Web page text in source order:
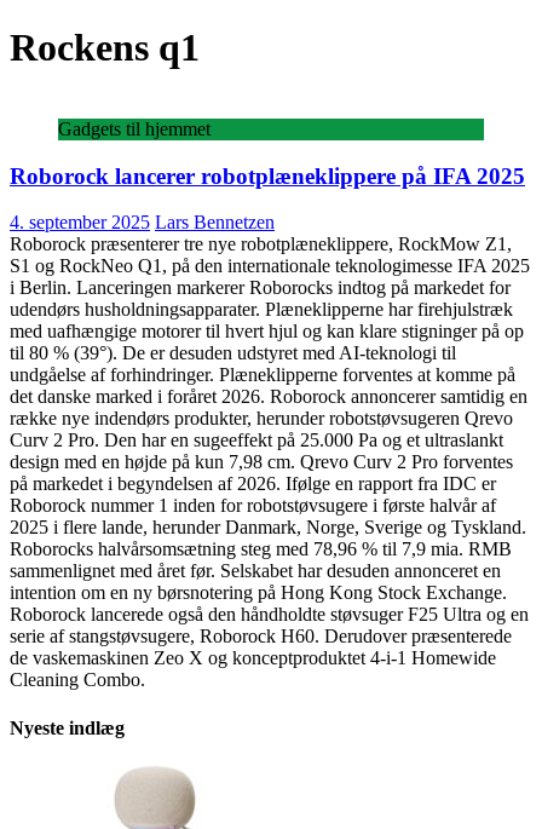
Rockens q1
Gadgets til hjemmet
Roborock lancerer robotplæneklippere på IFA 2025
4. september 2025 Lars Bennetzen
Roborock præsenterer tre nye robotplæneklippere, RockMow Z1,
S1 og RockNeo Q1, på den internationale teknologimesse IFA 2025
i Berlin. Lanceringen markerer Roborocks indtog på markedet for
udendørs husholdningsapparater. Plæneklipperne har firehjulstræk
med uafhængige motorer til hvert hjul og kan klare stigninger på op
til 80 % (39°). De er desuden udstyret med AI-teknologi til
undgåelse af forhindringer. Plæneklipperne forventes at komme på
det danske marked i foråret 2026. Roborock annoncerer samtidig en
række nye indendørs produkter, herunder robotstøvsugeren Qrevo
Curv 2 Pro. Den har en sugeeffekt på 25.000 Pa og et ultraslankt
design med en højde på kun 7,98 cm. Qrevo Curv 2 Pro forventes
på markedet i begyndelsen af 2026. Ifølge en rapport fra IDC er
Roborock nummer 1 inden for robotstøvsugere i første halvår af
2025 i flere lande, herunder Danmark, Norge, Sverige og Tyskland.
Roborocks halvårsomsætning steg med 78,96 % til 7,9 mia. RMB
sammenlignet med året før. Selskabet har desuden annonceret en
intention om en ny børsnotering på Hong Kong Stock Exchange.
Roborock lancerede også den håndholdte støvsuger F25 Ultra og en
serie af stangstøvsugere, Roborock H60. Derudover præsenterede
de vaskemaskinen Zeo X og konceptproduktet 4-i-1 Homewide
Cleaning Combo.
Nyeste indlæg